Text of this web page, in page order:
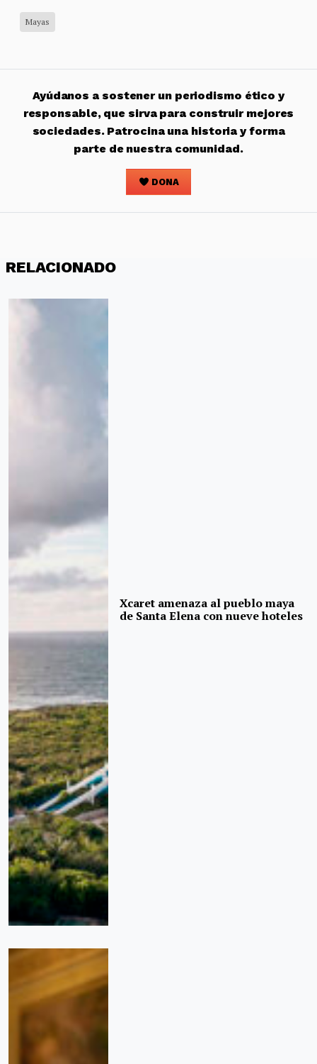
Mayas
Ayúdanos a sostener un periodismo ético y
responsable, que sirva para construir mejores
sociedades. Patrocina una historia y forma
parte de nuestra comunidad.
DONA
RELACIONADO
Xcaret amenaza al pueblo maya
de Santa Elena con nueve hoteles